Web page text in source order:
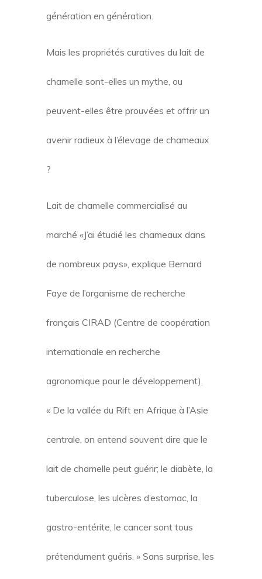
génération en génération.
Mais les propriétés curatives du lait de
chamelle sont-elles un mythe, ou
peuvent-elles être prouvées et offrir un
avenir radieux à l’élevage de chameaux
?
Lait de chamelle commercialisé au
marché «J’ai étudié les chameaux dans
de nombreux pays», explique Bernard
Faye de l’organisme de recherche
français CIRAD (Centre de coopération
internationale en recherche
agronomique pour le développement).
« De la vallée du Rift en Afrique à l’Asie
centrale, on entend souvent dire que le
lait de chamelle peut guérir; le diabète, la
tuberculose, les ulcères d’estomac, la
gastro-entérite, le cancer sont tous
prétendument guéris. » Sans surprise, les